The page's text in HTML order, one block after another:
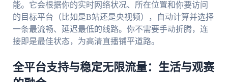
能。它会根据你的实时网络状况、所在位置和你要访问
的目标平台（比如是B站还是央视频），自动计算并选择
一条最流畅、延迟最低的线路。你不需要手动折腾，连
接即是最佳状态，为高清直播铺平道路。
全平台支持与稳定无限流量：生活与观赛